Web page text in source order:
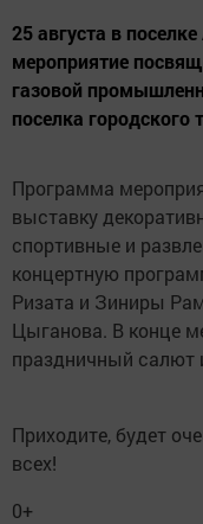
25 августа в
мероприятие
газовой
поселка городского
Программа
выставку
спортивные и
концертную
Ризата и Зиниры
Цыганова. В конце
праздничный салют
Приходите, будет
всех!
0+